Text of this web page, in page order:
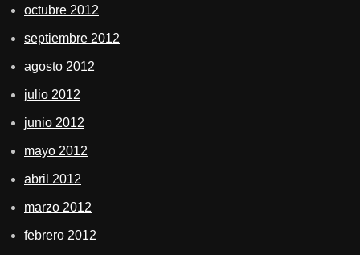
octubre 2012
septiembre 2012
agosto 2012
julio 2012
junio 2012
mayo 2012
abril 2012
marzo 2012
febrero 2012